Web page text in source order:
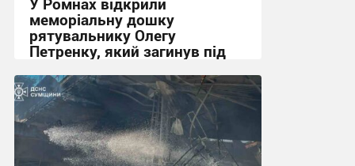
меморіальну дошку
рятувальнику Олегу
Петренку, який загинув під
10:00, 24.07.2026